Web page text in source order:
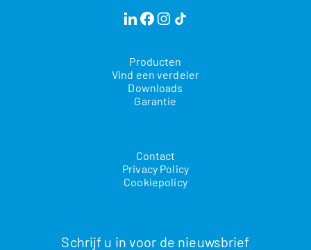
Producten
Vind een verdeler
Downloads
Garantie
Contact
Privacy Policy
Cookiepolicy
Schrijf u in voor de nieuwsbrief